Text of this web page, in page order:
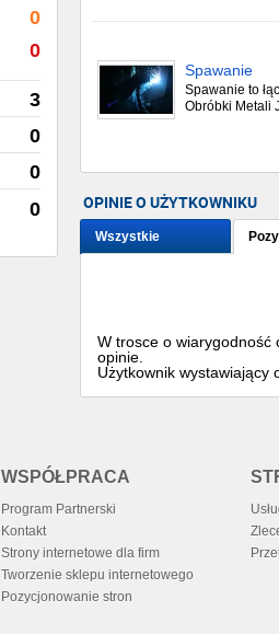
0
0
3
0
0
0
Spawanie
Spawanie to
Obróbki Metali
OPINIE O UŻYTKOWNIKU
Wszystkie
W trosce o wiarygodność
opinie.
Użytkownik wystawiający
WSPÓŁPRACA
Program Partnerski
Kontakt
Strony internetowe dla firm
Tworzenie sklepu internetowego
Pozycjonowanie stron